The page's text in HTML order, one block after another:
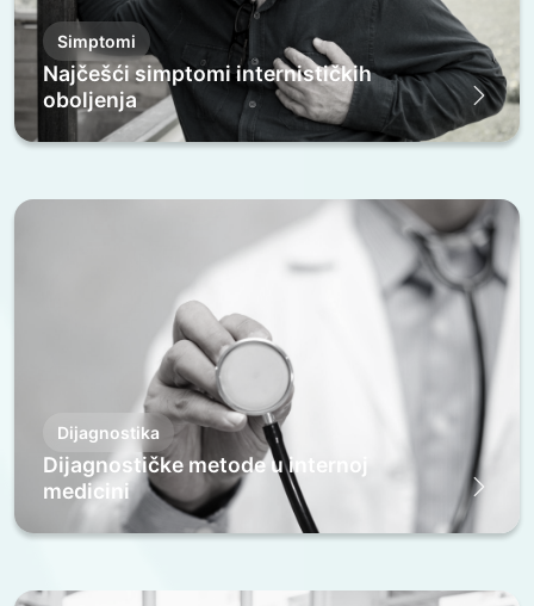
Simptomi
Najčešći simptomi internističkih
oboljenja
Dijagnostika
Dijagnostičke metode u internoj
medicini